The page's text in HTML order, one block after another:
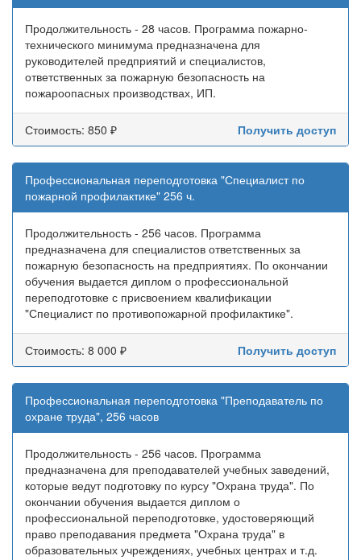
Продолжительность - 28 часов. Программа пожарно-
технического минимума предназначена для
руководителей предприятий и специалистов,
ответственных за пожарную безопасность на
пожароопасных производствах, ИП.
Стоимость: 850 ₽ Получить доступ
Профессиональная переподготовка "Специалист по
пожарной профилактике" 256 ч.
Продолжительность - 256 часов. Программа
предназначена для специалистов ответственных за
пожарную безопасность на предприятиях. По окончании
обучения выдается диплом о профессиональной
переподготовке с присвоением квалификации
"Специалист по противопожарной профилактике".
Стоимость: 8 000 ₽ Получить доступ
Профессиональная переподготовка "Преподаватель по
охране труда", 256 часов
Продолжительность - 256 часов. Программа
предназначена для преподавателей учебных заведений,
которые ведут подготовку по курсу "Охрана труда". По
окончании обучения выдается диплом о
профессиональной переподготовке, удостоверяющий
право преподавания предмета "Охрана труда" в
образовательных учреждениях, учебных центрах и т.д.